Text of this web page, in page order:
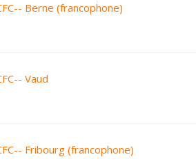
Berne (francophone)
Vaud
Fribourg (francophone)